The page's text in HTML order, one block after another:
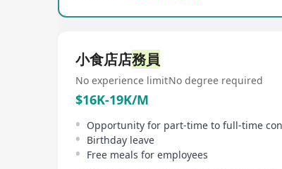
小食店店務員
No experience limitNo degree required
$16K-19K/M
Birthday leave
Free meals for employees